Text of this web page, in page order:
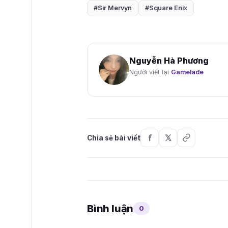
#Sir Mervyn #Square Enix
Nguyễn Hà Phương
Người viết tại Gamelade
Chia sẻ bài viết
Bình luận 0